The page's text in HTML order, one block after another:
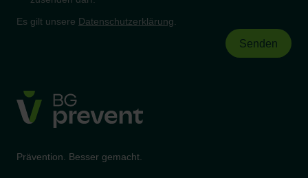
Es gilt unsere Datenschutzerklärung
Prävention. Besser gemacht.